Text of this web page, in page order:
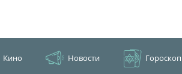
Кино Новости Гороскоп